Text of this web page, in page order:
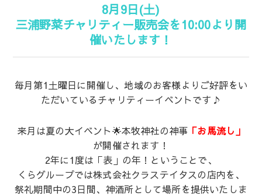
8月9日(土)
三浦野菜チャリティー販売会を10:00より開
催いたします！
毎月第1土曜日に開催し、地域のお客様よりご好評をい
ただいているチャリティーイベントです♪
来月は夏の大イベント🌟本牧神社の神事 「お馬流し」
が開催されます！
2年に1度は「表」の年！ということで、
くらグループでは株式会社クラステイタスの店内を、
祭礼期間中の3日間、神酒所として場所を提供いたしま